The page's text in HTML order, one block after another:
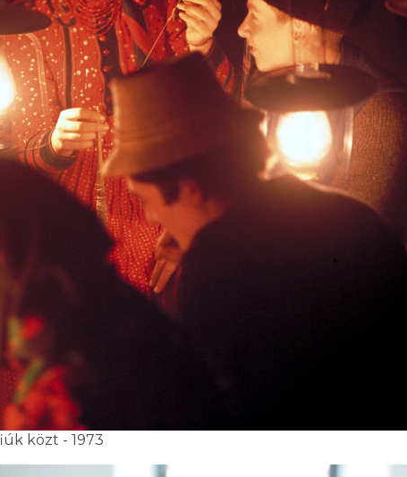
közt - 1973